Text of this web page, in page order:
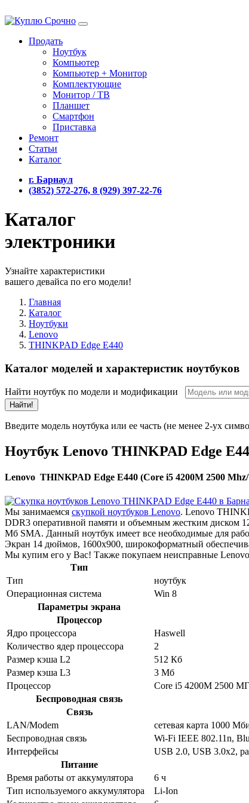
Продать
Ноутбук
Компьютер
Компьютер + Монитор
Комплектующие
Монитор / ТВ
Планшет
Смартфон
Приставка
Ремонт
Статьи
Каталог
г. Барнаул
(3852) 572-276, 8 (929) 397-22-76
Каталог
электроники
Узнайте характеристики
вашего девайса по его модели!
Главная
Каталог
Ноутбуки
Lenovo
THINKPAD Edge E440
Каталог моделей и характеристик ноутбуков
Найти ноутбук по модели и модификации
Найти!
Введите модель ноутбука или ее часть (не менее 2-ух
Ноутбук Lenovo THINKPAD Edge
Lenovo THINKPAD Edge E440 (Core i5 4200M 2500
Мы занимаемся скупкой ноутбуков Lenovo. Lenovo
DDR3 оперативной памяти и объемным жестким диском
Мб SMA. Данный ноутбук имеет все необходимые для
Экран 14 дюймов, 1600x900, широкоформатный
Мы купим его у Вас! Также покупаем неисправные Lenovo
Тип
Тип
ноутбук
Операционная система
Win 8
Параметры экрана
Процессор
Ядро процессора
Haswell
Количество ядер процессора
2
Размер кэша L2
512 Кб
Размер кэша L3
3 Мб
Процессор
Core i5 4200M 2500
Беспроводная связь
Связь
LAN/Modem
сетевая карта 1000
Беспроводная связь
Wi-Fi IEEE 802.11n,
Интерфейсы
USB 2.0, USB 3.0x2,
Питание
Время работы от аккумулятора
6 ч
Тип используемого аккумулятора
Li-Ion